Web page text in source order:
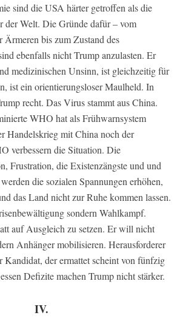
sind die USA härter getroffen als die
der Welt. Die Gründe dafür – vom
Ärmeren bis zum Zustand des
ebenfalls nicht Trump anzulasten. Er
medizinischen Unsinn, ist gleichzeitig für
ist ein orientierungsloser Maulheld. In
recht. Das Virus stammt aus China.
WHO hat als Frühwarnsystem
Handelskrieg mit China noch der
verbessern die Situation. Die
Frustration, die Existenzängste und und
die sozialen Spannungen erhöhen,
das Land nicht zur Ruhe kommen lassen.
sondern Wahlkampf.
auf Ausgleich zu setzen. Er will nicht
Anhänger mobilisieren. Herausforderer
Kandidat, der ermattet scheint von fünfzig
Defizite machen Trump nicht stärker.
IV.